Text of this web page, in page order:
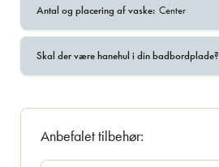
Antal og placering af vaske: Center
Skal der være hanehul i din badbordplade?
Anbefalet tilbehør: